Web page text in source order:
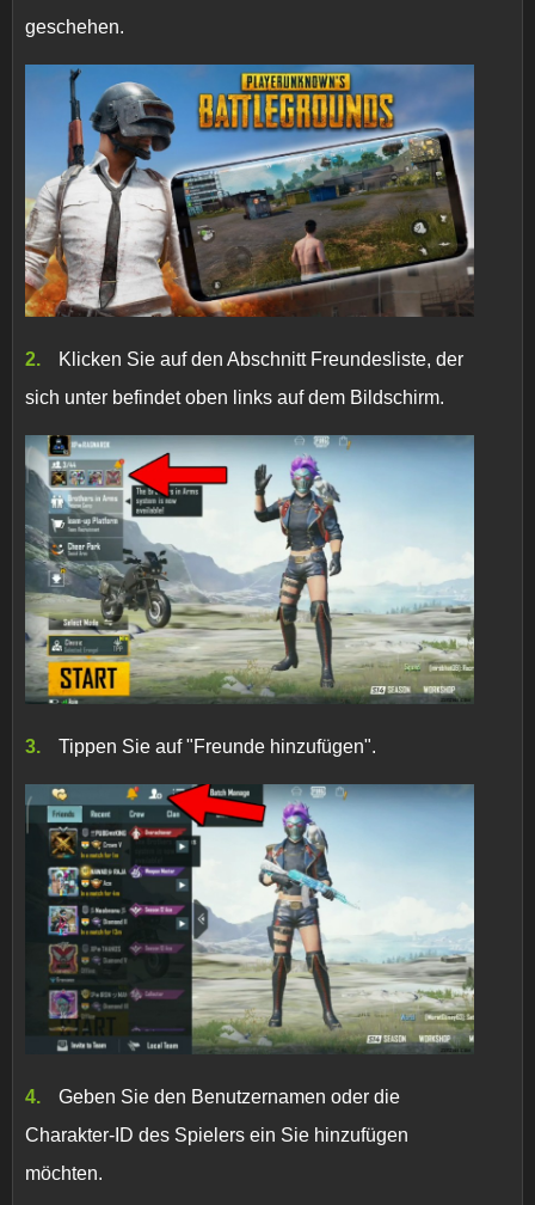
geschehen.
Klicken Sie auf den Abschnitt Freundesliste, der
sich unter befindet oben links auf dem Bildschirm.
Tippen Sie auf "Freunde hinzufügen".
Geben Sie den Benutzernamen oder die
Charakter-ID des Spielers ein Sie hinzufügen
möchten.